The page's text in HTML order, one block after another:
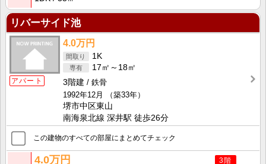
リバーサイド池
アパート
4.0万円
1K
17㎡～18㎡
3階建
鉄骨
1992年12月
（築33年）
堺市中区東山
南海泉北線 深井駅 徒歩26分
この建物のすべての部屋にまとめてチェック
3階
4.0万円